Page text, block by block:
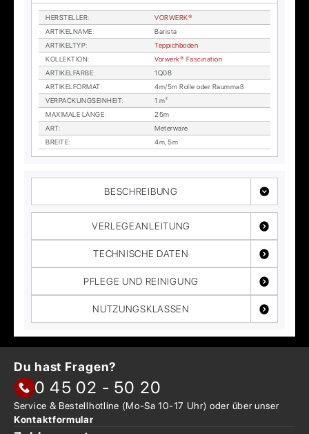
HER­STEL­LER:
VOR­WER­K®
AR­TI­KEL­NA­ME:
Ba­ris­ta
AR­TI­KEL­TYP:
Tep­pich­bo­den
KOL­LEK­TI­ON:
Vor­wer­k® Fa­sci­na­ti­on
AR­TI­KEL­FAR­BE:
1Q08
AR­TI­KEL­FOR­MAT:
4m/5m Rol­le oder Raum­maß
VER­PA­CKUNGS­EIN­HEIT:
1 m²
MA­XI­MA­LE LÄN­GE:
25m
ART:
Me­ter­wa­re
BREI­TE: 4m, 5m
BESCHREIBUNG
VERLEGEANLEITUNG
TECHNISCHE DATEN
PFLEGE UND REINIGUNG
NUTZUNGSKLASSEN
Du hast Fragen?
0 45 02 - 50 20
Service & Bestellhotline (Mo-Sa 10-17 Uhr) oder überunser
Kontaktformular